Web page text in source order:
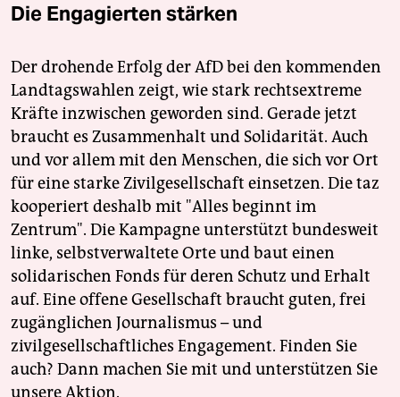
Die Engagierten stärken
Der drohende Erfolg der AfD bei den kommenden
Landtagswahlen zeigt, wie stark rechtsextreme
Kräfte inzwischen geworden sind. Gerade jetzt
braucht es Zusammenhalt und Solidarität. Auch
und vor allem mit den Menschen, die sich vor Ort
für eine starke Zivilgesellschaft einsetzen. Die taz
kooperiert deshalb mit "Alles beginnt im
Zentrum". Die Kampagne unterstützt bundesweit
linke, selbstverwaltete Orte und baut einen
solidarischen Fonds für deren Schutz und Erhalt
auf. Eine offene Gesellschaft braucht guten, frei
zugänglichen Journalismus – und
zivilgesellschaftliches Engagement. Finden Sie
auch? Dann machen Sie mit und unterstützen Sie
unsere Aktion.